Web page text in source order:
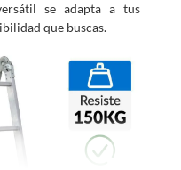
se adapta a tus
que buscas.